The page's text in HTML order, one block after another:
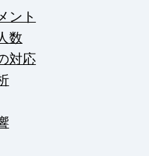
ント
数
対応